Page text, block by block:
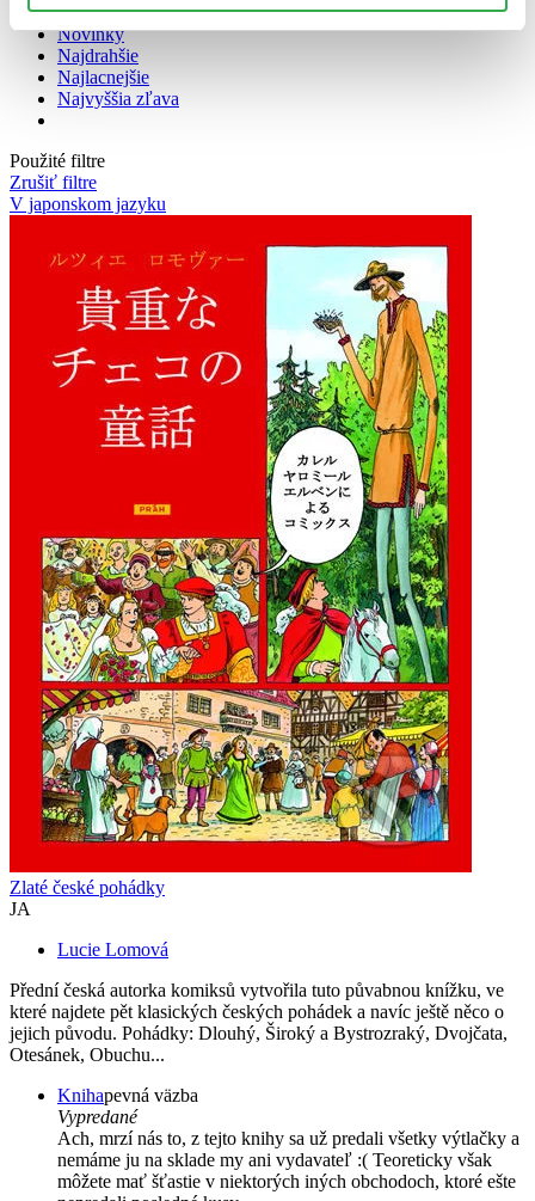
Top hodnotené
Novinky
Najdrahšie
Najlacnejšie
Najvyššia zľava
Použité filtre
Zrušiť filtre
V japonskom jazyku
Zlaté české pohádky
JA
Lucie Lomová
Přední česká autorka komiksů vytvořila tuto půvabnou knížku, ve
které najdete pět klasických českých pohádek a navíc ještě něco o
jejich původu. Pohádky: Dlouhý, Široký a Bystrozraký, Dvojčata,
Otesánek, Obuchu...
Knihapevná väzba
Vypredané
Ach, mrzí nás to, z tejto knihy sa už predali všetky výtlačky a
nemáme ju na sklade my ani vydavateľ :( Teoreticky však
môžete mať šťastie v niektorých iných obchodoch, ktoré ešte